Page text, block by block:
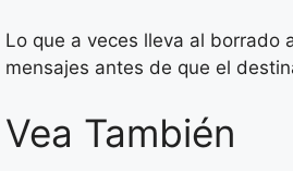
Lo que a veces lleva al borrado
mensajes antes de que el
Vea También